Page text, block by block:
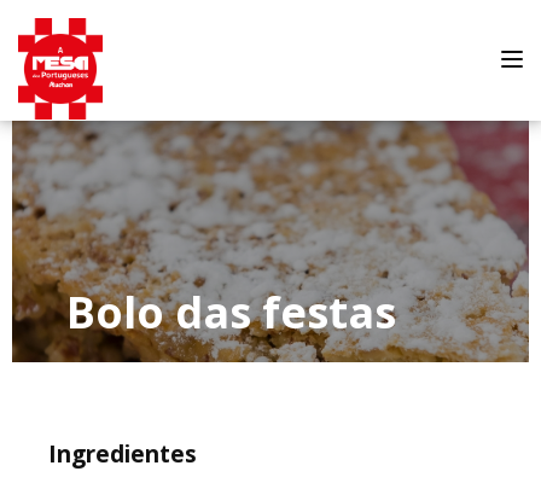
Bolo das festas
Ingredientes